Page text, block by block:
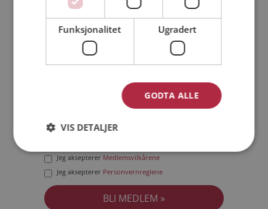
Jeg er en: Mann Kvinne
Min alder:
Jeg aksepterer Medlemsvilkårene
Jeg aksepterer Personvernreglene
Funksjonalitet Ugradert
GODTA ALLE
VIS DETALJER